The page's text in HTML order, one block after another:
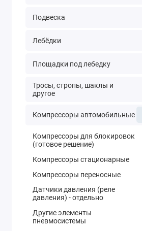
Подвеска
Лебёдки
Площадки под лебедку
Тросы, стропы, шаклы и
другое
Компрессоры автомобильные
Компрессоры для блокировок
(готовое решение)
Компрессоры стационарные
Компрессоры переносные
Датчики давления (реле
давления) - отдельно
Другие элементы
пневмосистемы